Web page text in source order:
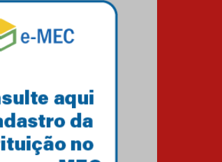
da escola
04.08.2026
docentes para debater
inovação e desafios da
educação superior
04.08.2026